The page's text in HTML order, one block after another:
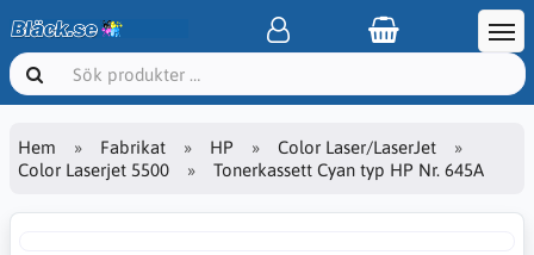
Hem Fabrikat HP
Color Laser/LaserJet
Color Laserjet 5500
Tonerkassett Cyan typ HP Nr. 645A